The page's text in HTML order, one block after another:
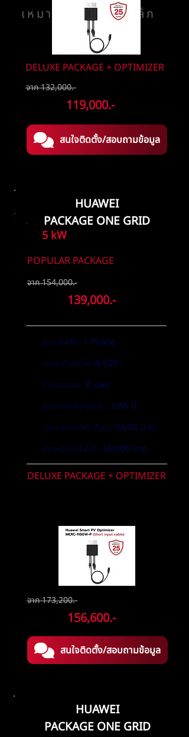
เหมาะกับบ้านหลังเล็ก
DELUXE PACKAGE + OPTIMIZER
จาก 132,000.-
119,000.-
สนใจติดตั้ง/สอบถามข้อมูล
HUAWEI
PACKAGE ONE GRID
5 kW
POPULAR PACKAGE
จาก 154,000.-
139,000.-
ระบบไฟฟ้า: 1 Phase
เหมาะกับค่าไฟ: 4,500.-
จำนวนแผง: 8 แผง
ระยะเวลาคืนทุน(ปี): 3.86 ปี
ประหยัดค่าไฟ/เดือน: 3,000 บาท
ประหยัดค่าไฟ/ปี: 36,000 บาท
DELUXE PACKAGE + OPTIMIZER
จาก 173,200.-
156,600.-
สนใจติดตั้ง/สอบถามข้อมูล
HUAWEI
PACKAGE ONE GRID